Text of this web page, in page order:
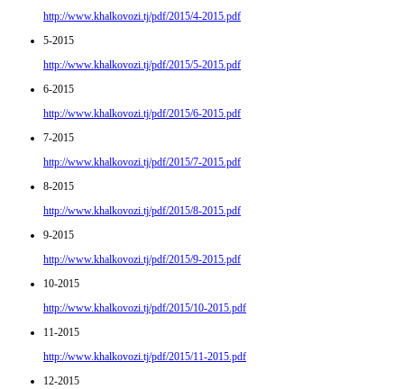
http://www.khalkovozi.tj/pdf/2015/4-2015.pdf
5-2015
http://www.khalkovozi.tj/pdf/2015/5-2015.pdf
6-2015
http://www.khalkovozi.tj/pdf/2015/6-2015.pdf
7-2015
http://www.khalkovozi.tj/pdf/2015/7-2015.pdf
8-2015
http://www.khalkovozi.tj/pdf/2015/8-2015.pdf
9-2015
http://www.khalkovozi.tj/pdf/2015/9-2015.pdf
10-2015
http://www.khalkovozi.tj/pdf/2015/10-2015.pdf
11-2015
http://www.khalkovozi.tj/pdf/2015/11-2015.pdf
12-2015